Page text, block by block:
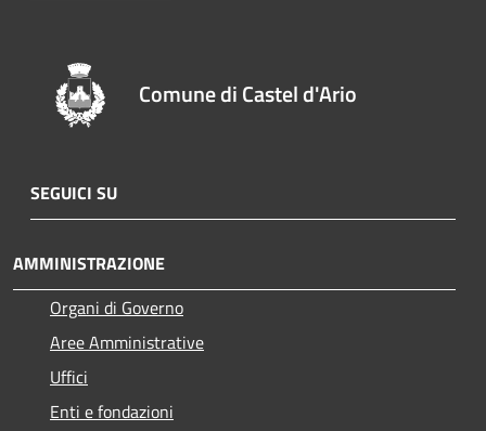
Comune di Castel d'Ario
SEGUICI SU
AMMINISTRAZIONE
Organi di Governo
Aree Amministrative
Uffici
Enti e fondazioni